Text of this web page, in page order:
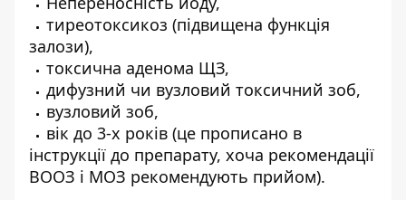
тиреотоксикоз (підвищена функція
залози),
токсична аденома ЩЗ,
дифузний чи вузловий токсичний зоб,
вузловий зоб,
вік до 3-х років (це прописано в
інструкції до препарату, хоча рекомендації
ВООЗ і МОЗ рекомендують прийом).